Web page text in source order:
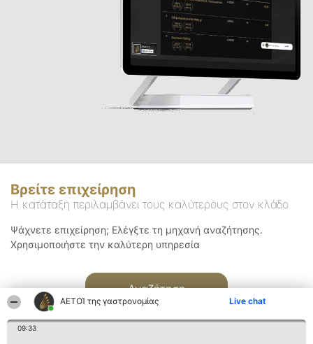
ΑΕΤΟΊ της γαστρονομίας Live chat
09:33
Βρείτε επιχείρηση
Η κατάταξη περιλαμβάνει τους καλύτερους στον κλάδο
Ψάχνετε επιχείρηση; Ελέγξτε τη μηχανή αναζήτησης.
Χρησιμοποιήστε την καλύτερη υπηρεσία
Αναζήτηση